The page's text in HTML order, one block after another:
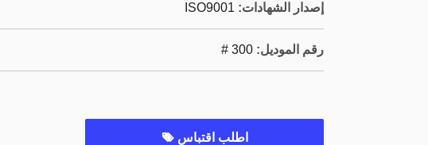
إصدار الشهادات: ISO9001
رقم الموديل: 300 #
اطلب اقتباس